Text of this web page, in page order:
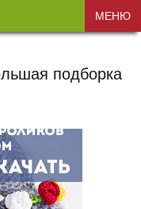
подборка
МЕНЮ